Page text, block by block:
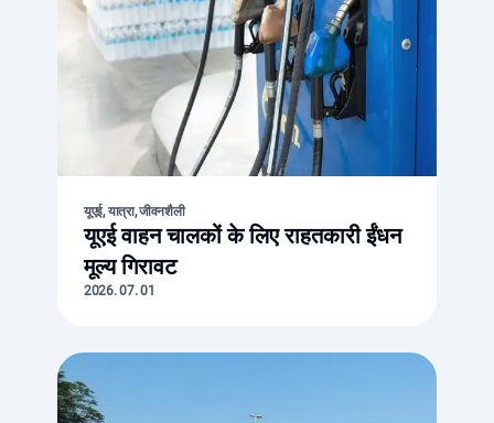
यूएई, यात्रा, जीवनशैली
यूएई वाहन चालकों के लिए राहतकारी ईंधन
मूल्य गिरावट
2026. 07. 01